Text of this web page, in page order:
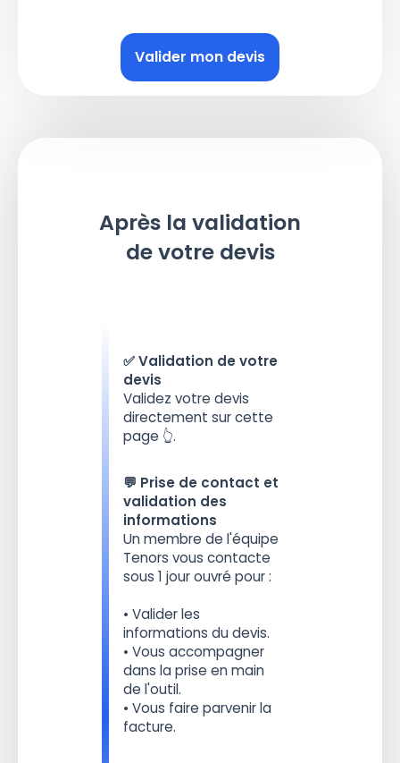
Valider mon devis
Après la validation
de votre devis
✅ Validation de votre
devis
Validez votre devis
directement sur cette
page 👆.
💬 Prise de contact et
validation des
informations
Un membre de l'équipe
Tenors vous contacte
sous 1 jour ouvré pour :
• Valider les
informations du devis.
• Vous accompagner
dans la prise en main
de l'outil.
• Vous faire parvenir la
facture.